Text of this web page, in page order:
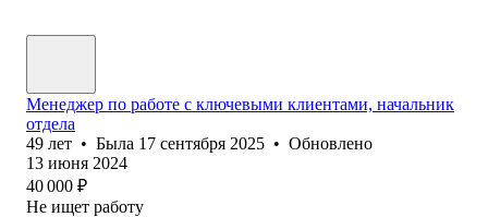
Менеджер по работе с ключевыми клиентами, начальник
отдела
49 лет • Была 17 сентября 2025 • Обновлено
13 июня 2024
40 000 ₽
Не ищет работу